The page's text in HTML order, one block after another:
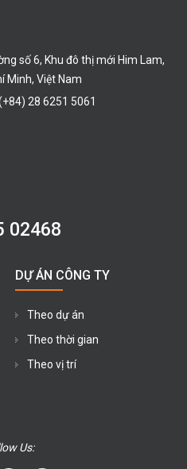
số 6, Khu đô thị mới Him Lam,
Minh, Việt Nam
28 6251 5061
02468
DỰ ÁN CÔNG TY
Theo dự án
Theo thời gian
Theo vị trí
Us: